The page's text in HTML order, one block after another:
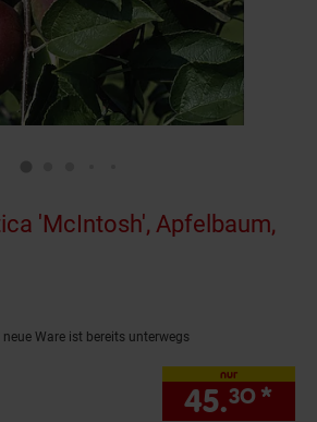
'McIntosh', Apfelbaum,
neue Ware ist bereits unterwegs
nur
45.30 *